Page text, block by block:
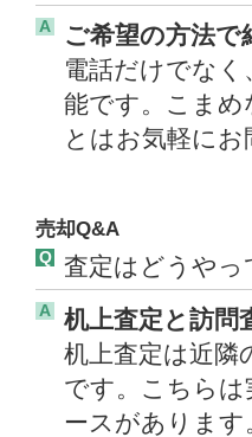
A
ご希望の方法
電話だけでな
能です。こまめ
とはお気軽にお
売却Q&A
Q 査定はどうやっ
A
机上査定と訪
机上査定は近隣
です。こちら
ースがあります